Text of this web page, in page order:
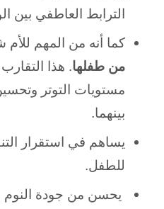
الترابط العاطفي بين
كما أنه من المهم للأم
من طفلها. هذا
مستويات التوتر
بينهما.
يساهم في استقرار
للطفل.
يحسن من جودة النوم